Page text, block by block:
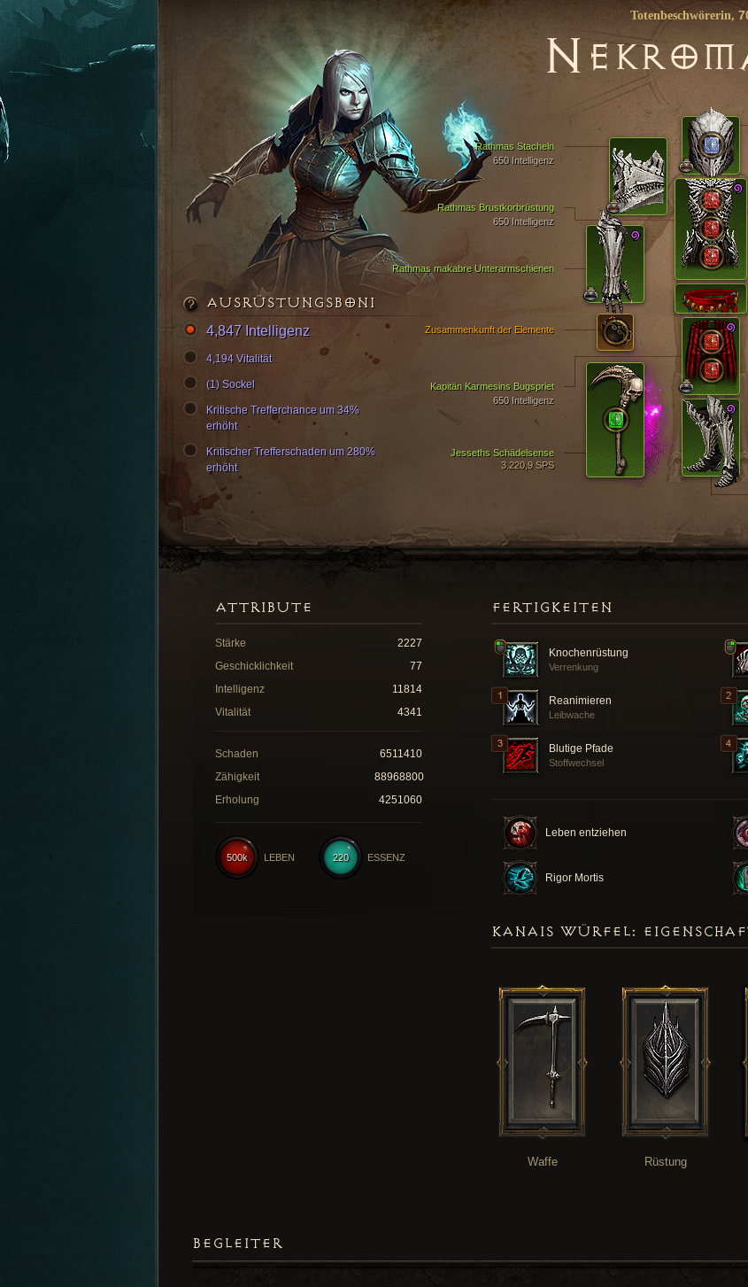
Totenbeschwörerin,
N
Rathmas Brustkorbrüstung
650 Intelligenz
Rathmas makabre Unterarmschienen
Rathmas Stacheln
650 Intelligenz
Kapitän Karmesins Bugspriet
650 Intelligenz
Jesseths Schädelsense
3.220,9 SPS
Zusammenkunft der Elemente
AUSRÜSTUNGSBONI
4,847 Intelligenz
4,194 Vitalität
(1) Sockel
Kritische Trefferchance um 34%
erhöht
Kritischer Trefferschaden um 280%
erhöht
FERTIGKEITEN
Knochenrüstung
Verrenkung
Reanimieren
Leibwache
Blutige Pfade
Stoffwechsel
Leben entziehen
Rigor Mortis
ATTRIBUTE
Stärke
2227
Geschicklichkeit
77
Intelligenz
11814
Vitalität
4341
Schaden
6511410
Zähigkeit
88968800
Erholung
4251060
220 ESSENZ
500k LEBEN
KANAIS WÜRFEL:
Waffe Rüstung
BEGLEITER